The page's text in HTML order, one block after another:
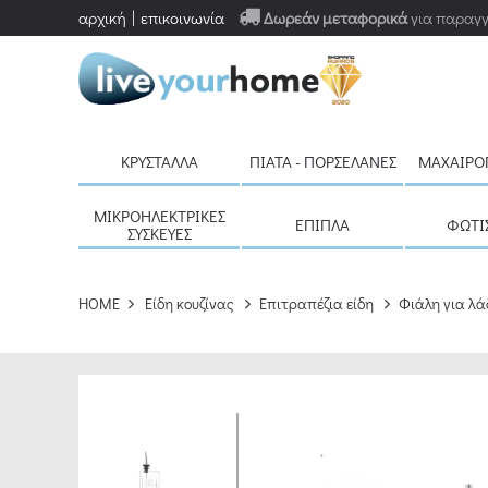
Δωρεάν μεταφορικάγια
αρχική επικοινωνία
ΚΡΎΣΤΑΛΛΑ ΠΙΆΤΑ - ΠΟΡΣΕΛΆΝΕΣ
ΜΙΚΡΟΗΛΕΚΤΡΙΚΈΣ
ΣΥΣΚΕΥΈΣ
ΈΠΙΠΛΑ
HOME Είδη κουζίνας Επιτραπέζια είδη Φιάλη για